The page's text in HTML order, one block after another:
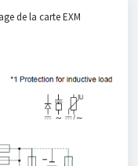
de la carte EXM